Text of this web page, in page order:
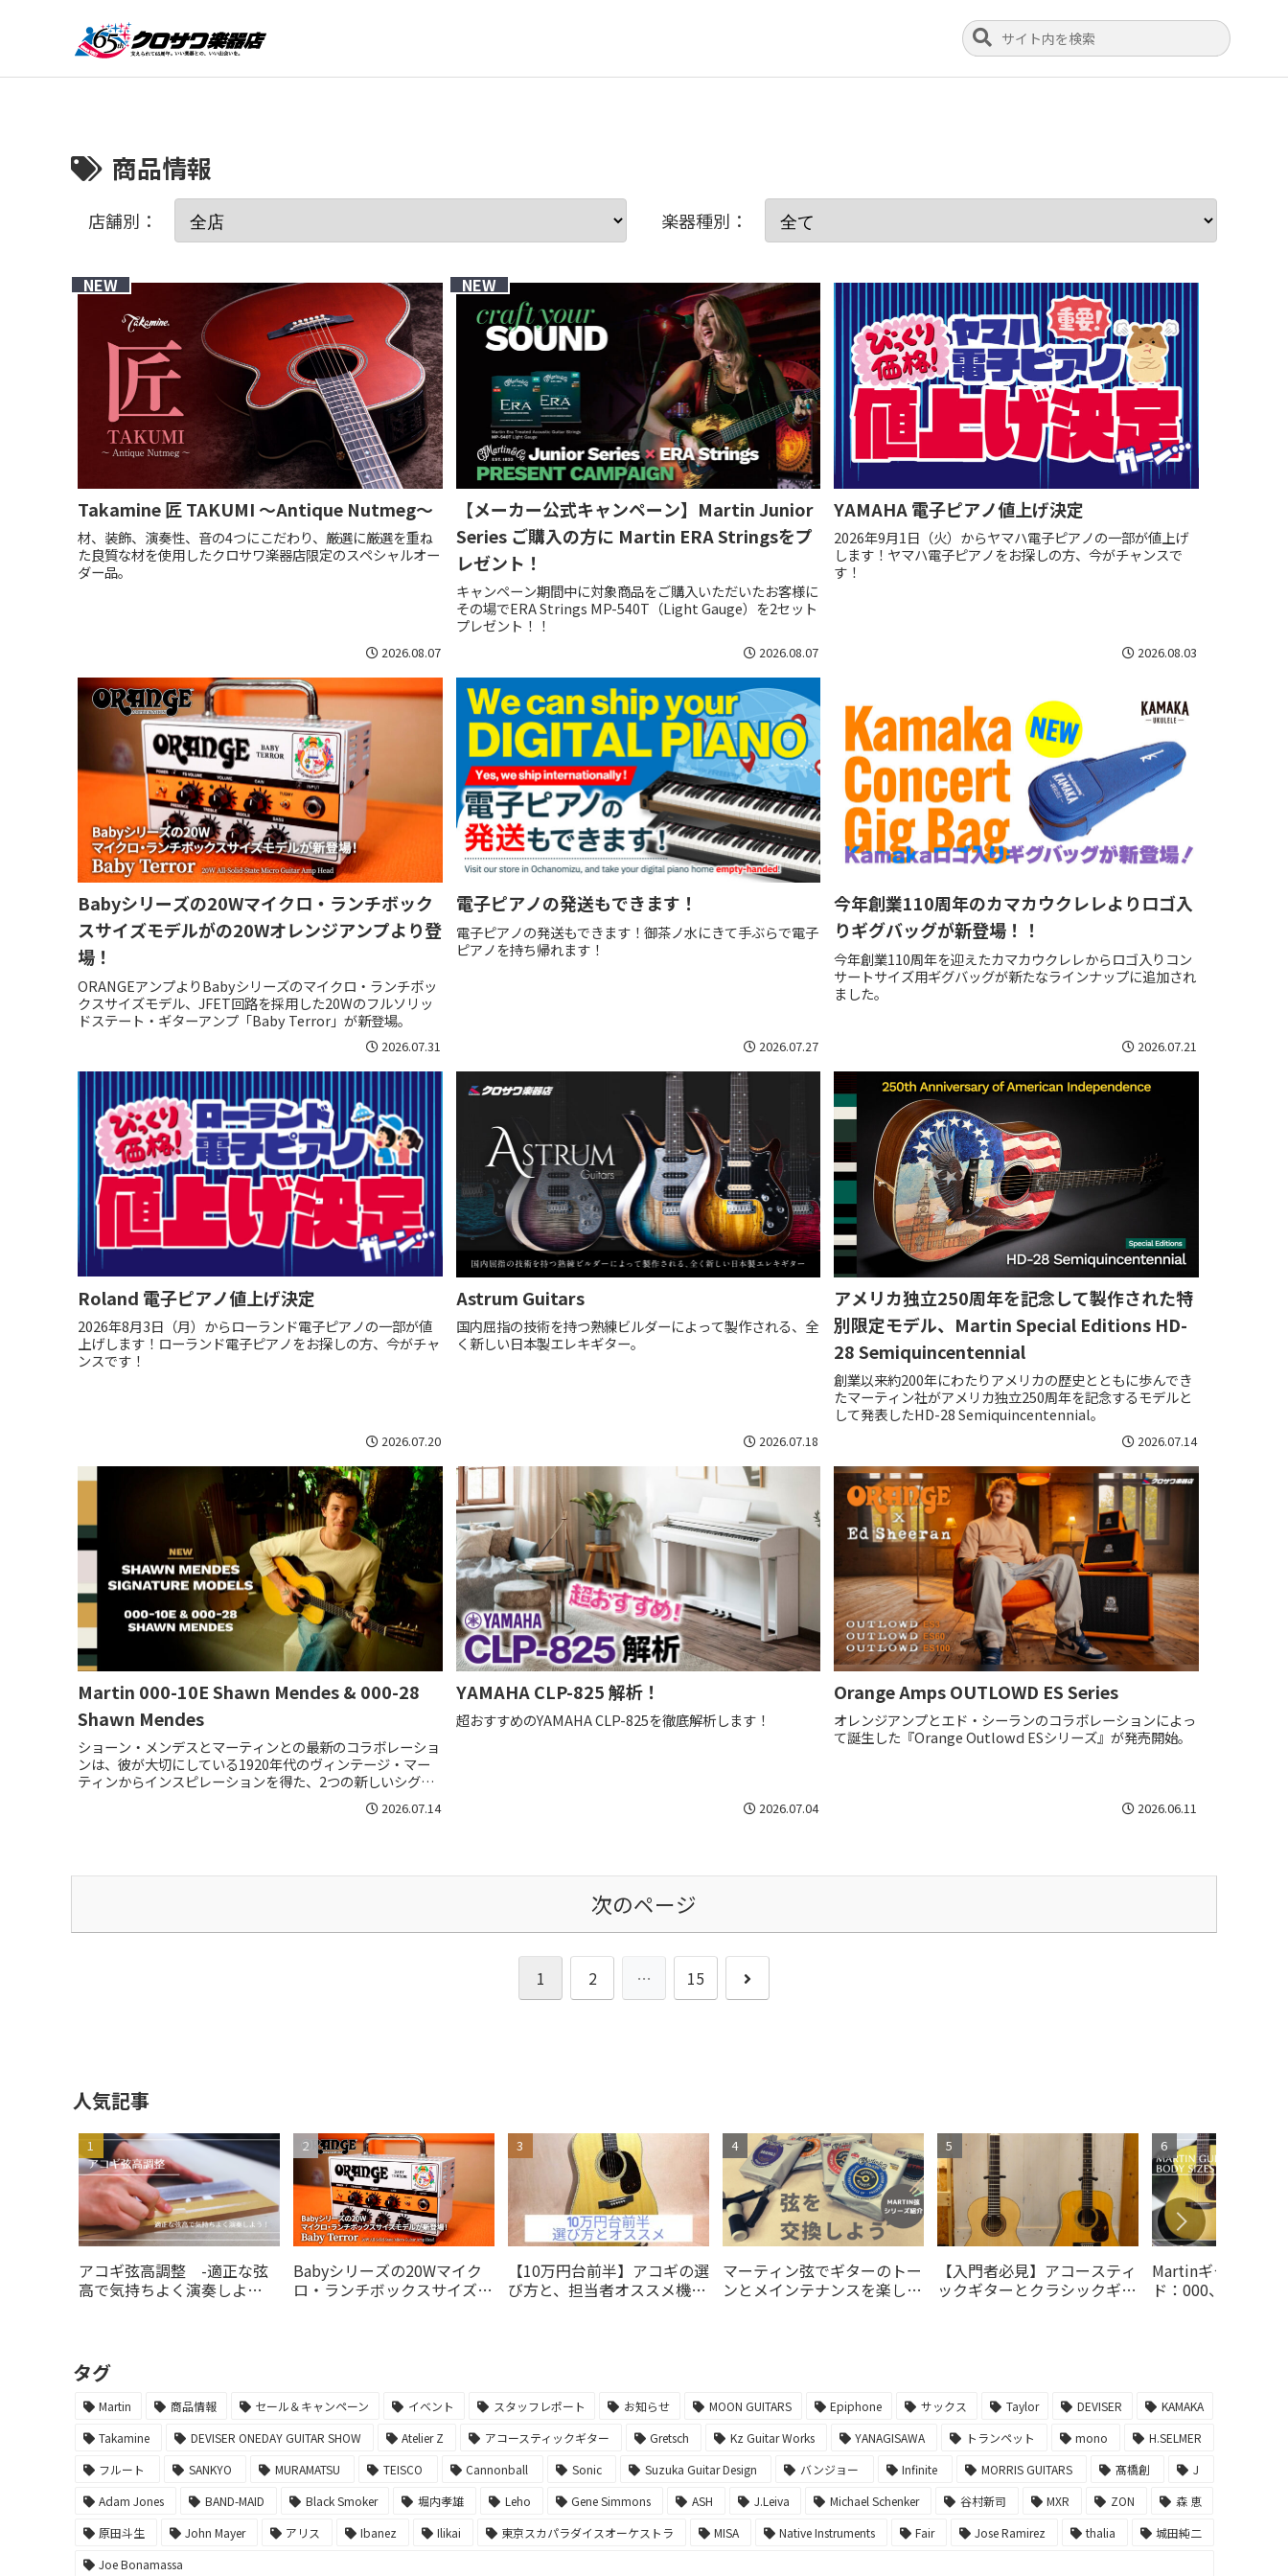
商品情報
店舗別： 楽器種別：
NEW
Takamine 匠 TAKUMI ～Antique Nutmeg～
材、装飾、演奏性、音の4つにこだわり、厳選に厳選を重ね
た良質な材を使用したクロサワ楽器店限定のスペシャルオー
ダー品。
2026.08.07
NEW
【メーカー公式キャンペーン】Martin Junior
Series ご購入の方に Martin ERA Stringsをプ
レゼント！
キャンペーン期間中に対象商品をご購入いただいたお客様に
その場でERA Strings MP-540T（Light Gauge）を2セット
プレゼント！！
2026.08.07
YAMAHA 電子ピアノ値上げ決定
2026年9月1日（火）からヤマハ電子ピアノの一部が値上げ
します！ヤマハ電子ピアノをお探しの方、今がチャンスで
す！
2026.08.03
Babyシリーズの20Wマイクロ・ランチボック
スサイズモデルがの20Wオレンジアンプより登
場！
ORANGEアンプよりBabyシリーズのマイクロ・ランチボッ
クスサイズモデル、JFET回路を採用した20Wのフルソリッ
ドステート・ギターアンプ「Baby Terror」が新登場。
2026.07.31
電子ピアノの発送もできます！
電子ピアノの発送もできます！御茶ノ水にきて手ぶらで電子
ピアノを持ち帰れます！
2026.07.27
今年創業110周年のカマカウクレレよりロゴ入
りギグバッグが新登場！！
今年創業110周年を迎えたカマカウクレレからロゴ入りコン
サートサイズ用ギグバッグが新たなラインナップに追加され
ました。
2026.07.21
Roland 電子ピアノ値上げ決定
2026年8月3日（月）からローランド電子ピアノの一部が値
上げします！ローランド電子ピアノをお探しの方、今がチャ
ンスです！
2026.07.20
Astrum Guitars
国内屈指の技術を持つ熟練ビルダーによって製作される、全
く新しい日本製エレキギター。
2026.07.18
アメリカ独立250周年を記念して製作された特
別限定モデル、Martin Special Editions HD-
28 Semiquincentennial
創業以来約200年にわたりアメリカの歴史とともに歩んでき
たマーティン社がアメリカ独立250周年を記念するモデルと
して発表したHD-28 Semiquincentennial。
2026.07.14
Martin 000-10E Shawn Mendes & 000-28
Shawn Mendes
ショーン・メンデスとマーティンとの最新のコラボレーショ
ンは、彼が大切にしている1920年代のヴィンテージ・マー
ティンからインスピレーションを得た、2つの新しいシグネ
2026.07.14
YAMAHA CLP-825 解析！
超おすすめのYAMAHA CLP-825を徹底解析します！
2026.07.04
Orange Amps OUTLOWD ES Series
オレンジアンプとエド・シーランのコラボレーションによっ
て誕生した『Orange Outlowd ESシリーズ』が発売開始。
2026.06.11
次のページ
1 2 … 15
次
人気記事
アコギ弦高調整 -適正な弦
高で気持ちよく演奏しよ
Babyシリーズの20Wマイク
ロ・ランチボックスサイズモ
【10万円台前半】アコギの選
び方と、担当者オススメ機種
マーティン弦でギターのトー
ンとメインテナンスを楽しむ
【入門者必見】アコースティ
ックギターとクラシックギタ
Martinギターのサ
ド：000、00、0の
タグ
Martin 商品情報 セール＆キャンペーン イベント スタッフレポート お知らせ MOON GUITARS Epiphone サックス Taylor DEVISER
KAMAKA
Takamine
DEVISER ONEDAY GUITAR SHOW Atelier Z アコースティックギター Gretsch Kz Guitar Works YANAGISAWA トランペット mono
H.SELMER
フルート
SANKYO MURAMATSU TEISCO Cannonball Sonic Suzuka Guitar Design バンジョー Infinite MORRIS GUITARS 髙橋創
J
Adam Jones
BAND-MAID Black Smoker 堀内孝雄 Leho Gene Simmons ASH J.Leiva Michael Schenker 谷村新司 MXR ZON
森 恵
原田斗生
John Mayer アリス Ibanez Ilikai 東京スカパラダイスオーケストラ MISA Native Instruments Fair Jose Ramirez thalia
城田純二
Joe Bonamassa